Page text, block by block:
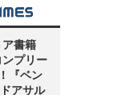
ア書籍
ンプリー
『ベン
アサル